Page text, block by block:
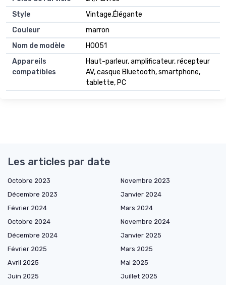
Style
Vintage,Élégante
Couleur
marron
Nom de modèle
H0051
Appareils
compatibles
Haut-parleur, amplificateur, récepteur
AV, casque Bluetooth, smartphone,
tablette, PC
Les articles par date
Octobre 2023
Novembre 2023
Décembre 2023
Janvier 2024
Février 2024
Mars 2024
Octobre 2024
Novembre 2024
Décembre 2024
Janvier 2025
Février 2025
Mars 2025
Avril 2025
Mai 2025
Juin 2025
Juillet 2025